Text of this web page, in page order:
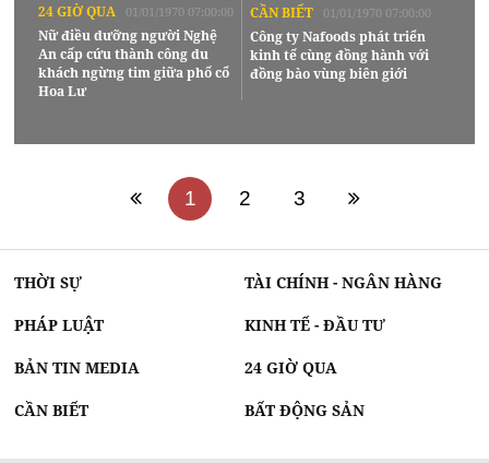
24 GIỜ QUA 01/01/1970 07:00:00
Nữ điều dưỡng người Nghệ
An cấp cứu thành công du
khách ngừng tim giữa phố cổ
Hoa Lư
CẦN BIẾT 01/01/1970 07:00:00
Công ty Nafoods phát triển
kinh tế cùng đồng hành với
đồng bào vùng biên giới
1 2 3
THỜI SỰ TÀI CHÍNH - NGÂN HÀNG
PHÁP LUẬT KINH TẾ - ĐẦU TƯ
BẢN TIN MEDIA 24 GIỜ QUA
CẦN BIẾT BẤT ĐỘNG SẢN